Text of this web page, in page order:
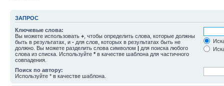
ЗАПРОС
Ключевые слова:
Вы можете использовать + , чтобы определить слова, которые должны
быть в результатах, и - для слов, которых в результатах быть не
должно. Вы можете разделить слова символом | для поиска любого
слова из списка. Используйте * в качестве шаблона для частичного
совпадения.
Поиск по автору:
Используйте * в качестве шаблона.